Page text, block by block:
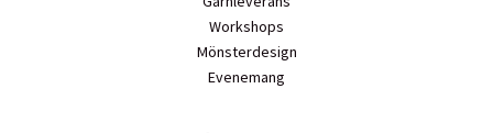
Workshops
Mönsterdesign
Evenemang